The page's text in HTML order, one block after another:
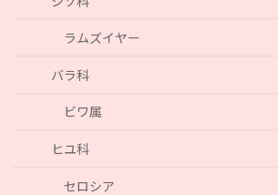
ラムズイヤー
バラ科
ビワ属
ヒユ科
セロシア